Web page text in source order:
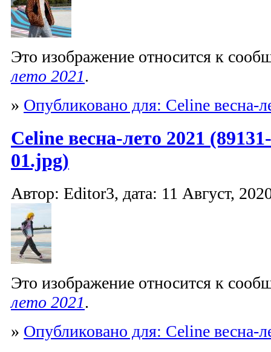
Это изображение относится к
лето 2021.
» Опубликовано для: Celine весна-
Celine весна-лето 2021
01.jpg)
Автор: Editor3, дата: 11 Август,
Это изображение относится к
лето 2021.
» Опубликовано для: Celine весна-